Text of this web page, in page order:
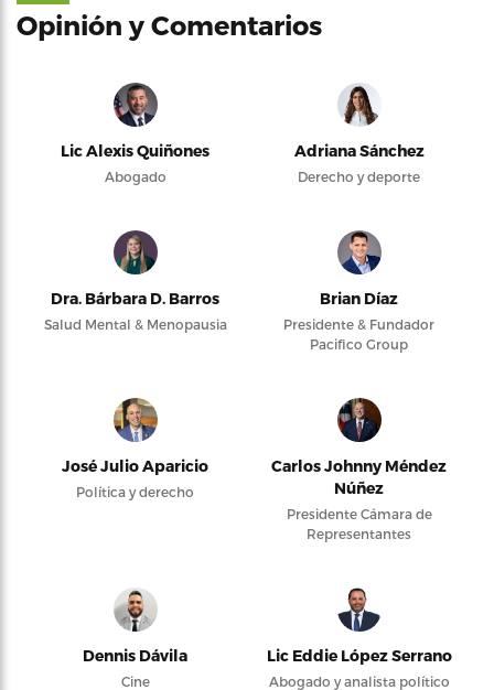
Opinión y Comentarios
Lic Alexis Quiñones
Abogado
Adriana Sánchez
Derecho y deporte
Dra. Bárbara D. Barros
Salud Mental & Menopausia
Brian Díaz
Presidente & Fundador
Pacifico Group
José Julio Aparicio
Política y derecho
Carlos Johnny Méndez
Núñez
Presidente Cámara de
Representantes
Dennis Dávila
Cine
Lic Eddie López Serrano
Abogado y analista político